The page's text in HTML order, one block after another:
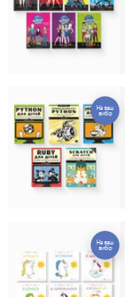
На ваш
вибір
На ваш
вибір